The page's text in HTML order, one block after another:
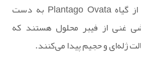
این دانه‌های ریز که از گیاه Plantago Ovata به دست
غنی از فیبر محلول هستند که
ژله‌ای و حجیم پیدا می‌کنند.